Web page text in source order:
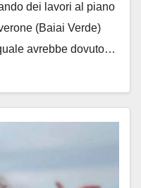
dei lavori al piano
(Baiai Verde)
avrebbe dovuto…